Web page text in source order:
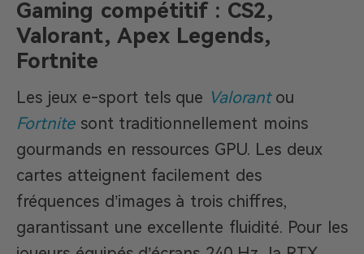
Gaming compétitif : CS2,
Valorant, Apex Legends,
Fortnite
Les jeux e-sport tels que Valorant ou
Fortnite sont traditionnellement moins
gourmands en ressources GPU. Les deux
cartes atteignent facilement des
fréquences d’images à trois chiffres,
garantissant une excellente fluidité. Pour les